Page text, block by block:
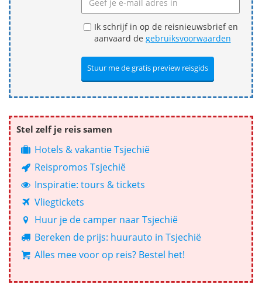
Ik schrijf in op de reisnieuwsbrief en
aanvaard de gebruiksvoorwaarden
Stel zelf je reis samen
Hotels & vakantie Tsjechië
Reispromos Tsjechië
Inspiratie: tours & tickets
Vliegtickets
Huur je de camper naar Tsjechië
Bereken de prijs: huurauto in Tsjechië
Alles mee voor op reis? Bestel het!